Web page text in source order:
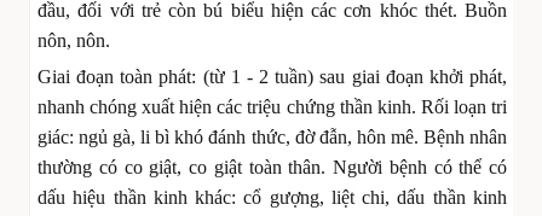
đầu, đối với trẻ còn bú biểu hiện các cơn khóc thét. Buồn
nôn, nôn.
Giai đoạn toàn phát: (từ 1 - 2 tuần) sau giai đoạn khởi phát,
nhanh chóng xuất hiện các triệu chứng thần kinh. Rối loạn tri
giác: ngủ gà, li bì khó đánh thức, đờ đẫn, hôn mê. Bệnh nhân
thường có co giật, co giật toàn thân. Người bệnh có thể có
dấu hiệu thần kinh khác: cổ gượng, liệt chi, dấu thần kinh